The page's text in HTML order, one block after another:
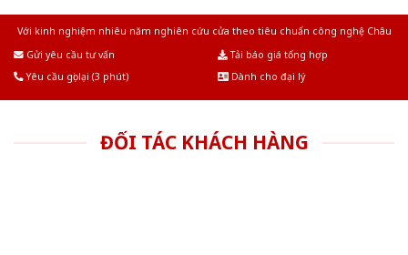
Với kinh nghiệm nhiêu năm nghiên cứu cửa theo tiêu chuẩn công nghệ Châu
Gửi yêu cầu tư vấn
Tải báo giá tổng hợp
Yêu cầu gọi lại (3 phút)
Dành cho đại lý
ĐỐI TÁC KHÁCH HÀNG